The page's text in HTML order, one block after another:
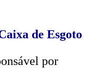
de Esgoto
por